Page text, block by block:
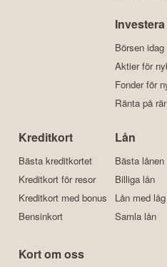
Investera
Börsen idag
Aktier för
Fonder för
Ränta på
Kreditkort
Bästa kreditkortet
Kreditkort för resor
Kreditkort med bonus
Bensinkort
Lån
Bästa lånen
Billiga lån
Lån med
Samla lån
Kort om oss